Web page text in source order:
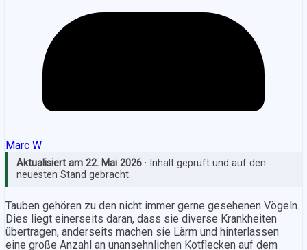
Marc W
Aktualisiert am 22. Mai 2026· Inhalt geprüft und auf den
neuesten Stand gebracht.
Tauben gehören zu den nicht immer gerne gesehenen Vögeln.
Dies liegt einerseits daran, dass sie diverse Krankheiten
übertragen, anderseits machen sie Lärm und hinterlassen
eine große Anzahl an unansehnlichen Kotflecken auf dem